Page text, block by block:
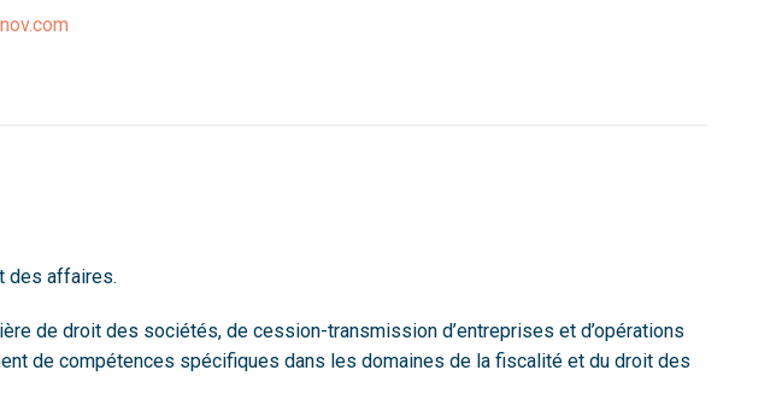
des affaires.
de droit des sociétés, de cession-transmission d’entreprises et d’opérations
de compétences spécifiques dans les domaines de la fiscalité et du droit des